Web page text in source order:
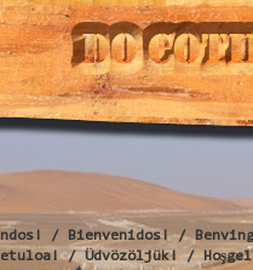
vindos! / Bienvenidos! /
/ Üdvözöljük! /